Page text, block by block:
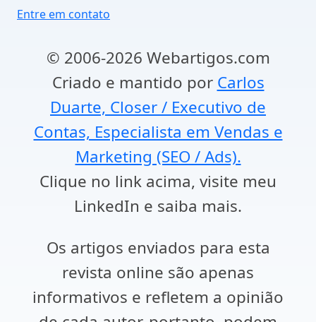
Entre em contato
© 2006-2026 Webartigos.com
Criado e mantido por Carlos
Duarte, Closer / Executivo de
Contas, Especialista em Vendas e
Marketing (SEO / Ads).
Clique no link acima, visite meu
LinkedIn e saiba mais.
Os artigos enviados para esta
revista online são apenas
informativos e refletem a opinião